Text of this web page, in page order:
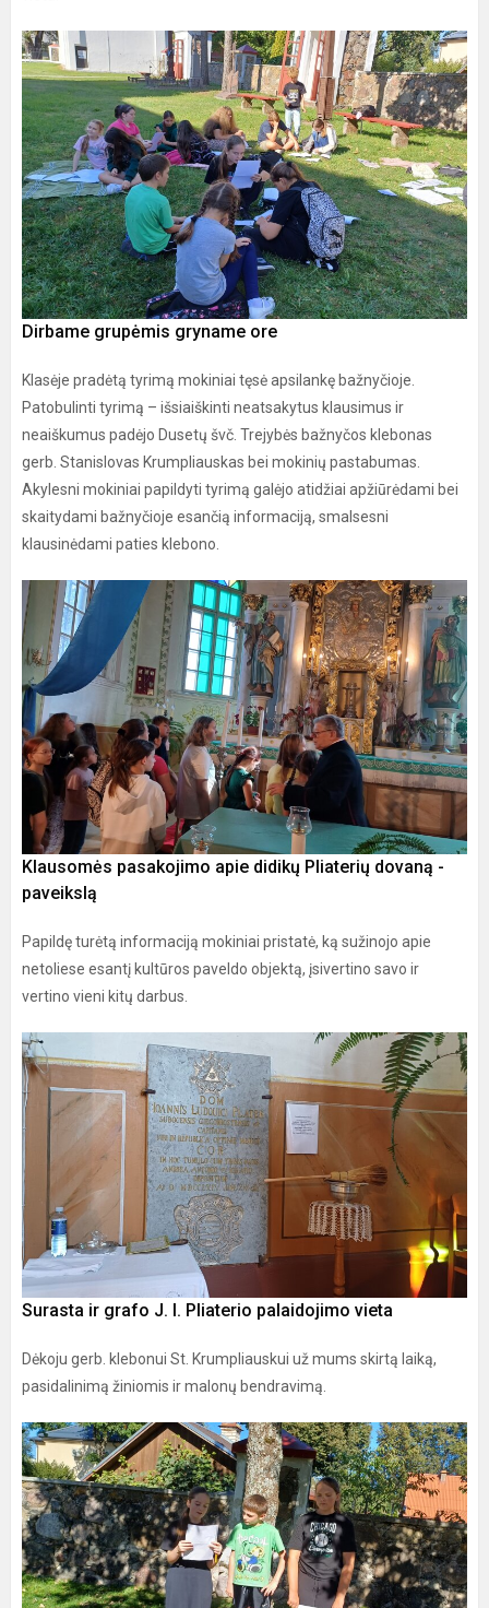
Dirbame grupėmis gryname ore
Klasėje pradėtą tyrimą mokiniai tęsė apsilankę bažnyčioje.
Patobulinti tyrimą – išsiaiškinti neatsakytus klausimus ir
neaiškumus padėjo Dusetų švč. Trejybės bažnyčos klebonas
gerb. Stanislovas Krumpliauskas bei mokinių pastabumas.
Akylesni mokiniai papildyti tyrimą galėjo atidžiai apžiūrėdami bei
skaitydami bažnyčioje esančią informaciją, smalsesni
klausinėdami paties klebono.
Klausomės pasakojimo apie didikų Pliaterių dovaną -
paveikslą
Papildę turėtą informaciją mokiniai pristatė, ką sužinojo apie
netoliese esantį kultūros paveldo objektą, įsivertino savo ir
vertino vieni kitų darbus.
Surasta ir grafo J. l. Pliaterio palaidojimo vieta
Dėkoju gerb. klebonui St. Krumpliauskui už mums skirtą laiką,
pasidalinimą žiniomis ir malonų bendravimą.